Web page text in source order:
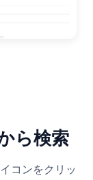
ら検索
コンをクリッ